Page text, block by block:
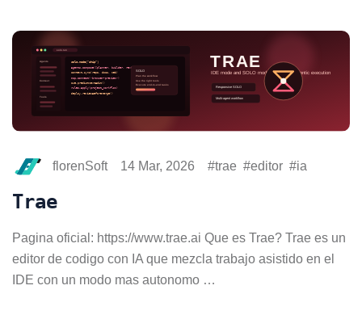
florenSoft 14 Mar, 2026 trae editor ia
Trae
Pagina oficial: https://www.trae.ai Que es Trae? Trae es un
editor de codigo con IA que mezcla trabajo asistido en el
IDE con un modo mas autonomo …